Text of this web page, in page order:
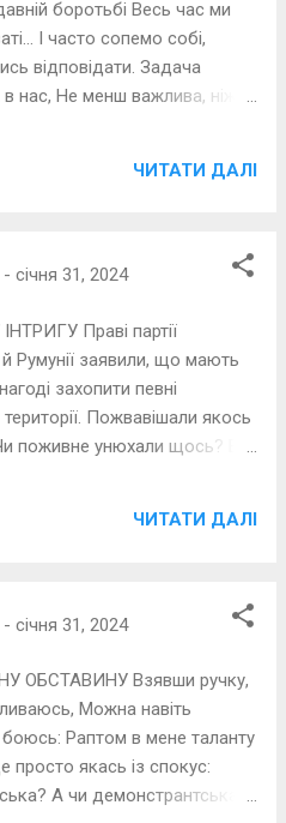
боротьбі Весь час ми
І часто сопемо собі,
відповідати. Задача
в нас, Не менш важлива, ніж
(з відкритих джерел) Усі
ЧИТАТИ ДАЛІ
- січня 31, 2024
Праві партії
Румунії заявили, що мають
захопити певні
території. Пожвавішали якось
поживне унюхали щось? Бо
вони відгризуть собі шмат?
твердо: інтрига Як почнеться
плигне – Тільки шерсть
Фото з відкритих
ЧИТАТИ ДАЛІ
- січня 31, 2024
ОБСТАВИНУ Взявши ручку,
Можна навіть
Раптом в мене таланту
просто якась із спокус:
А чи демонстрантська?